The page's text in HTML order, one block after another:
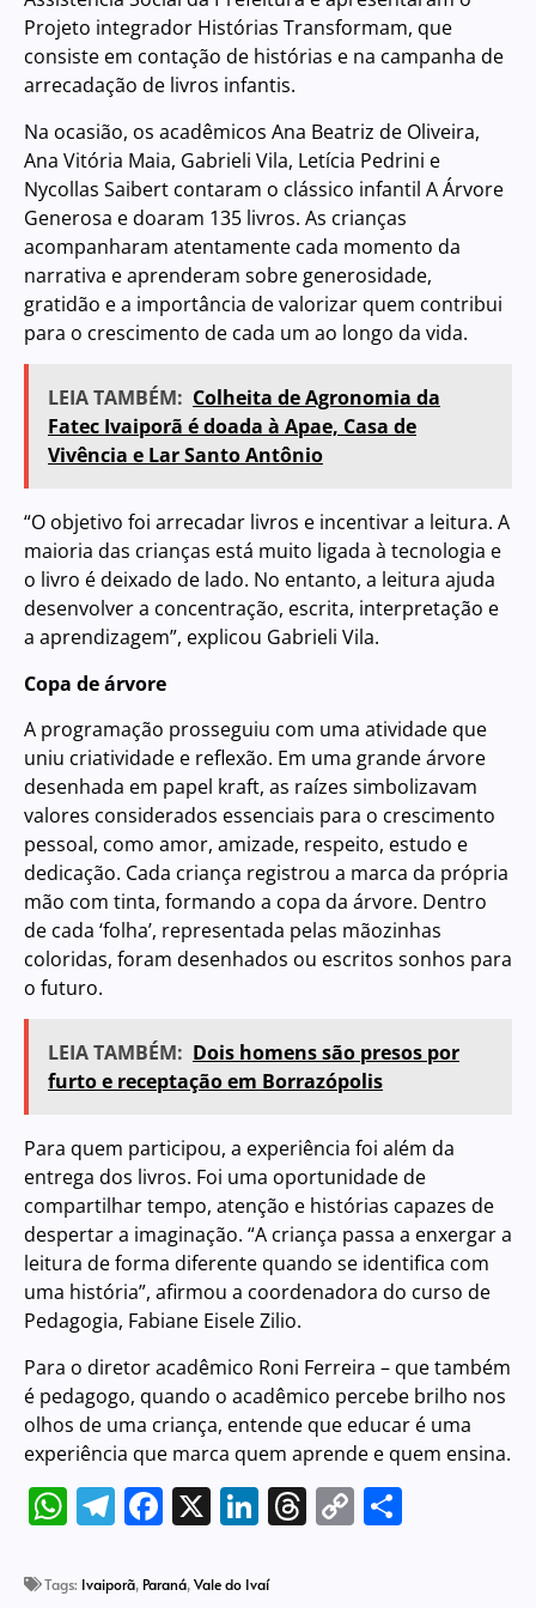
Projeto integrador Histórias Transformam, que
consiste em contação de histórias e na campanha de
arrecadação de livros infantis.
Na ocasião, os acadêmicos Ana Beatriz de Oliveira,
Ana Vitória Maia, Gabrieli Vila, Letícia Pedrini e
Nycollas Saibert contaram o clássico infantil A Árvore
Generosa e doaram 135 livros. As crianças
acompanharam atentamente cada momento da
narrativa e aprenderam sobre generosidade,
gratidão e a importância de valorizar quem contribui
para o crescimento de cada um ao longo da vida.
LEIA TAMBÉM: Colheita de Agronomia da
Fatec Ivaiporã é doada à Apae, Casa de
Vivência e Lar Santo Antônio
“O objetivo foi arrecadar livros e incentivar a leitura. A
maioria das crianças está muito ligada à tecnologia e
o livro é deixado de lado. No entanto, a leitura ajuda
desenvolver a concentração, escrita, interpretação e
a aprendizagem”, explicou Gabrieli Vila.
Copa de árvore
A programação prosseguiu com uma atividade que
uniu criatividade e reflexão. Em uma grande árvore
desenhada em papel kraft, as raízes simbolizavam
valores considerados essenciais para o crescimento
pessoal, como amor, amizade, respeito, estudo e
dedicação. Cada criança registrou a marca da própria
mão com tinta, formando a copa da árvore. Dentro
de cada ‘folha’, representada pelas mãozinhas
coloridas, foram desenhados ou escritos sonhos para
o futuro.
LEIA TAMBÉM: Dois homens são presos por
furto e receptação em Borrazópolis
Para quem participou, a experiência foi além da
entrega dos livros. Foi uma oportunidade de
compartilhar tempo, atenção e histórias capazes de
despertar a imaginação. “A criança passa a enxergar a
leitura de forma diferente quando se identifica com
uma história”, afirmou a coordenadora do curso de
Pedagogia, Fabiane Eisele Zilio.
Para o diretor acadêmico Roni Ferreira – que também
é pedagogo, quando o acadêmico percebe brilho nos
olhos de uma criança, entende que educar é uma
experiência que marca quem aprende e quem ensina.
WhatsApp
Telegram
Facebook
X LinkedIn
Threads
Copy
Tags: Ivaiporã, Paraná,Vale do Ivaí